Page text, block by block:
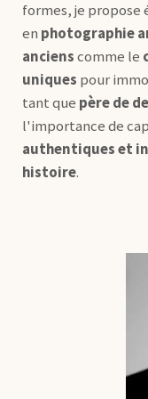
formes, je propose
en photographie
ancienscomme le
uniques pour
tant que père de
l'importance de
authentiques et
histoire.